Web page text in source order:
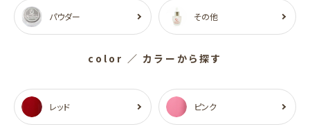
パウダー その他
color ／ カラーから探す
レッド ピンク